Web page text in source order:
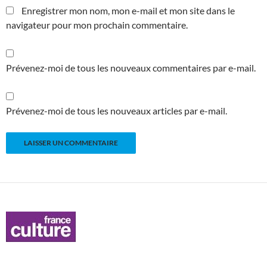
Enregistrer mon nom, mon e-mail et mon site dans le
navigateur pour mon prochain commentaire.
Prévenez-moi de tous les nouveaux commentaires par e-mail.
Prévenez-moi de tous les nouveaux articles par e-mail.